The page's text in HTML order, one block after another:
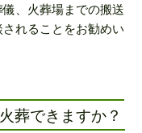
、火葬場までの搬送
れることをお勧めい
葬できますか？